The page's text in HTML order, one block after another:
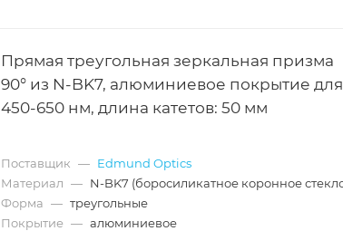
Прямая треугольная зеркальная призма
90° из N-BK7, алюминиевое покрытие для
450-650 нм, длина катетов: 50 мм
Поставщик — Edmund Optics
Материал — N-BK7 (боросиликатное коронное
Форма — треугольные
Покрытие — алюминиевое